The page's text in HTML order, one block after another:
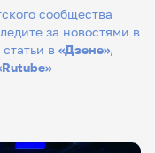
сообщества
за новостями в
в «Дзене»,